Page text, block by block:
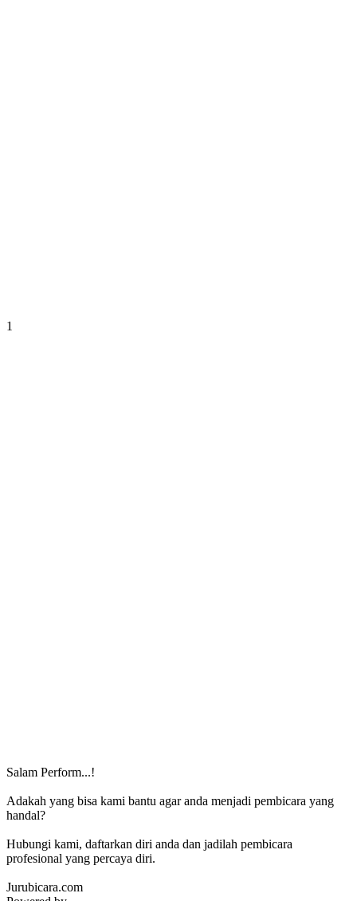
1
Salam Perform...!
Adakah yang bisa kami bantu agar anda menjadi pembicara yang
handal?
Hubungi kami, daftarkan diri anda dan jadilah pembicara
profesional yang percaya diri.
Jurubicara.com